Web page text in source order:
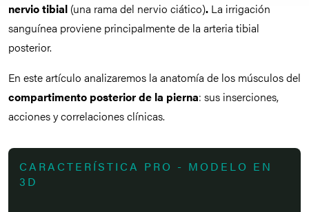
nervio tibial (una rama del nervio ciático). La irrigación
sanguínea proviene principalmente de la arteria tibial
posterior.
En este artículo analizaremos la anatomía de los músculos del
compartimento posterior de la pierna: sus inserciones,
acciones y correlaciones clínicas.
CARACTERÍSTICA PRO - MODELO EN
3D